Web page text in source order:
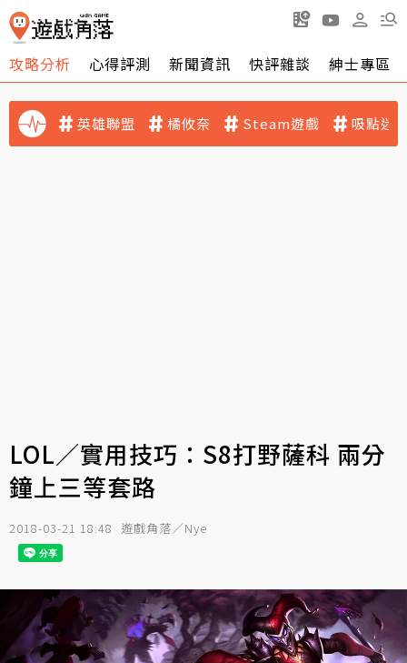
攻略分析 心得評測 新聞資訊 快評雜談 紳士專區
英雄聯盟 橘攸奈 Steam遊戲 吸點迷
LOL／實用技巧：S8打野薩科 兩分
鐘上三等套路
2018-03-21 18:48 遊戲角落／Nye